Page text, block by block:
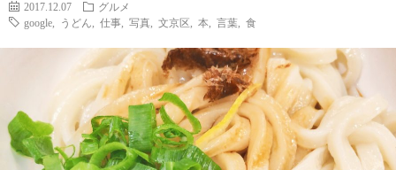
ッ
ト
メ行・
散
こ
の
2017.12.07
グルメ
google
うどん 仕事 写真 文京区 本 言葉 食